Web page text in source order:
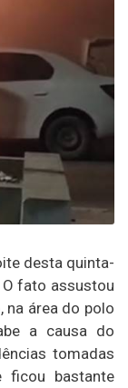
desta quinta-
fato assustou
na área do polo
a causa do
tomadas
ficou bastante